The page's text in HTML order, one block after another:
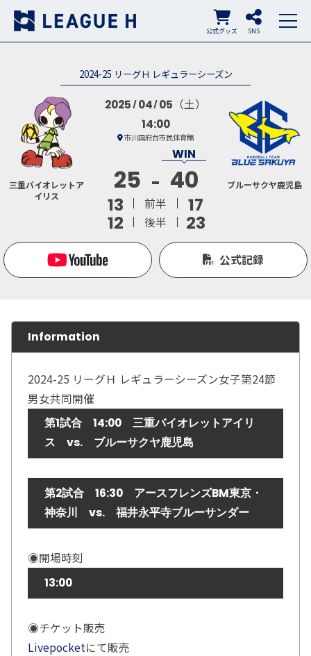
SNS
公式グッズ
2024-25 リーグＨ レギュラーシーズン
三重バイオレットア
イリス
2025 04 05 （土）
14:00
市川国府台市民体育館
25 40
13 前半
17
12
後半 23
ブルーサクヤ鹿児島
公式記録
Information
2024-25 リーグＨ レギュラーシーズン女子第24節
男女共同開催
第1試合 14:00 三重バイオレットアイリ
ス vs. ブルーサクヤ鹿児島
第2試合 16:30 アースフレンズBM東京・
神奈川 vs. 福井永平寺ブルーサンダー
◉開場時刻
13:00
◉チケット販売
Livepocketにて販売